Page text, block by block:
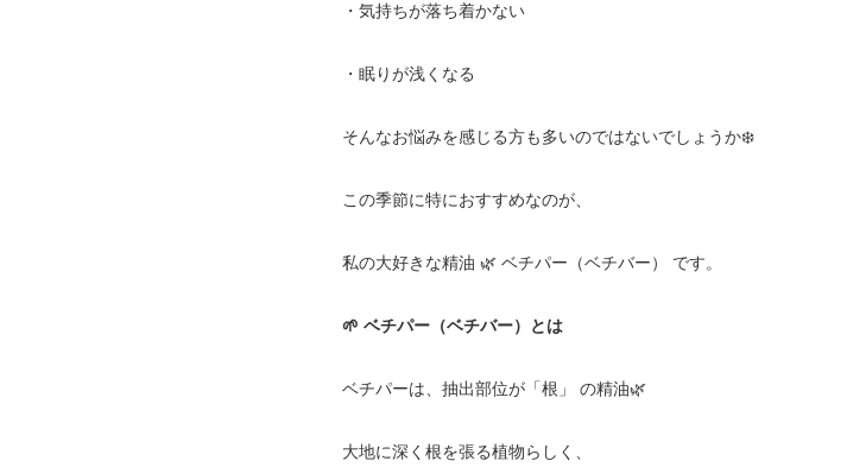
・気持ちが落ち着かない
・眠りが浅くなる
そんなお悩みを感じる方も多いのではないでしょうか❄️
この季節に特におすすめなのが、
私の大好きな精油 🌿 ベチパー（ベチバー） です。
🌱 ベチパー（ベチバー）とは
ベチパーは、抽出部位が「根」 の精油🌿
大地に深く根を張る植物らしく、